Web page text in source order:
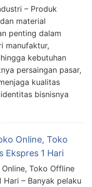
– Produk
material
penting dalam
manufaktur,
kebutuhan
persaingan pasar,
kualitas
bisnisnya
Online, Toko
Ekspres 1 Hari
Toko Offline
– Banyak pelaku